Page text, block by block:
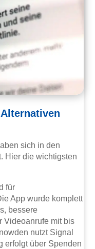
sich in den
Hier die wichtigsten
für
App wurde komplett
bessere
Videoanrufe mit bis
nutzt Signal
erfolgt über Spenden